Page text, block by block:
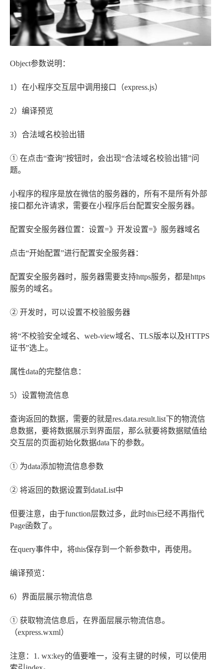
Object参数说明：
1）在小程序交互层中调用接口（express.js）
2）编译预览
3）合法域名校验出错
① 在点击“查询”按钮时，会出现“合法域名校验出错”问
题。
小程序的程序是放在微信的服务器的，所有不是所有外部
接口都允许请求，需要在小程序后台配置安全服务器。
配置安全服务器位置：设置=》开发设置=》服务器域名
点击“开始配置”进行配置安全服务器：
配置安全服务器时，服务器需要支持https服务，都是https
服务的域名。
② 开发时，可以设置不校验服务器
将“不校验安全域名、web-view域名、TLS版本以及HTTPS
证书”选上。
属性data的完整信息：
5）设置物流信息
查询返回的数据，需要的就是res.data.result.list下的物流信
息数据，要将数据展示到界面层，那么就要将数据赋值给
交互层的页面初始化数据data下的参数。
① 为data添加物流信息参数
② 将返回的数据设置到dataList中
但要注意，由于function层数过多，此时this已经不再指代
Page函数了。
在query事件中，将this保存到一个新参数中，再使用。
编译预览：
6）界面层展示物流信息
① 获取物流信息后，在界面层展示物流信息。
（express.wxml）
注意：1. wx:key的值要唯一，没有主键的时候，可以使用